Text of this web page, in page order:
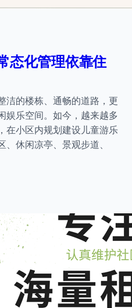
态化管理依靠住
洁的楼栋、通畅的道路，更
娱乐空间。如今，越来越多
在小区内规划建设儿童游乐
休闲凉亭、景观步道、